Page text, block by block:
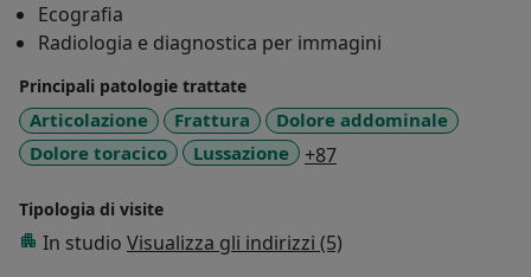
Ecografia
Radiologia e diagnostica per immagini
Principali patologie trattate
Articolazione Frattura
Dolore addominale
Dolore toracico
Lussazione +87
Tipologia di visite
In studio Visualizza gli indirizzi (5)